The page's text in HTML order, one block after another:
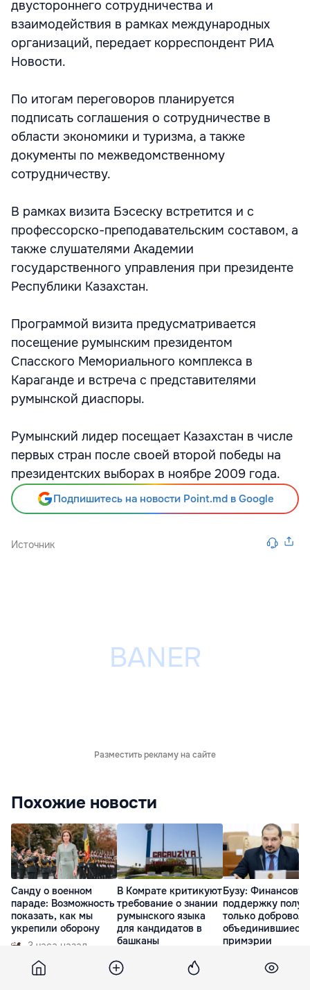
двустороннего сотрудничества и
взаимодействия в рамках международных
организаций, передает корреспондент РИА
Новости.
По итогам переговоров планируется
подписать соглашения о сотрудничестве в
области экономики и туризма, а также
документы по межведомственному
сотрудничеству.
В рамках визита Бэсеску встретится и с
профессорско-преподавательским составом, а
также слушателями Академии
государственного управления при президенте
Республики Казахстан.
Программой визита предусматривается
посещение румынским президентом
Спасского Мемориального комплекса в
Караганде и встреча с представителями
румынской диаспоры.
Румынский лидер посещает Казахстан в числе
первых стран после своей второй победы на
президентских выборах в ноябре 2009 года.
Подпишитесь на новости Point.md в Google
Источник
Разместить рекламу на сайте
Похожие новости
Санду о военном
параде: Возможность
показать, как мы
укрепили оборону
3 часа назад
В Комрате критикуют
требование о знании
румынского языка
для кандидатов в
башканы
Бузу:
поддержку
только
объединившиеся
примэрии